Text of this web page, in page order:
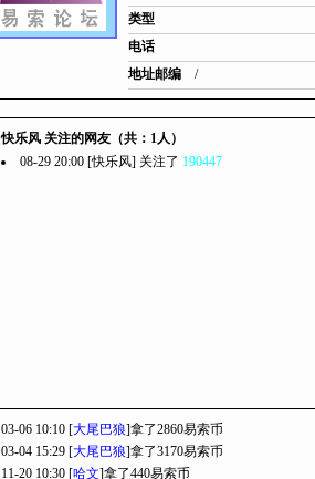
类型
电话
地址邮编
/
快乐风 关注的网友（共：1人）
08-29 20:00 [快乐风] 关注了 190447
03-06 10:10 [大尾巴狼]拿了2860易索币
03-04 15:29 [大尾巴狼]拿了3170易索币
11-20 10:30 [哈文]拿了440易索币